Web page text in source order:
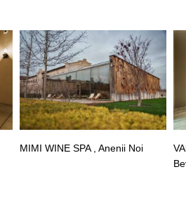
MIMI WINE SPA , Anenii Noi